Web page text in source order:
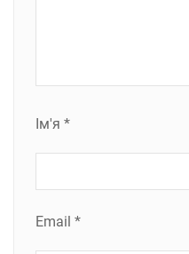
Ім'я *
Email *